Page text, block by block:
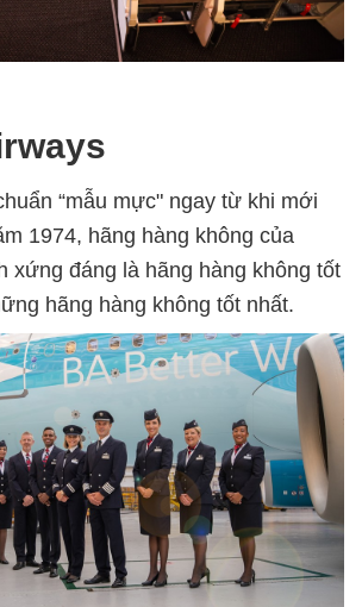
“mẫu mực" ngay từ khi mới
1974, hãng hàng không của
xứng đáng là hãng hàng không tốt
hãng hàng không tốt nhất.